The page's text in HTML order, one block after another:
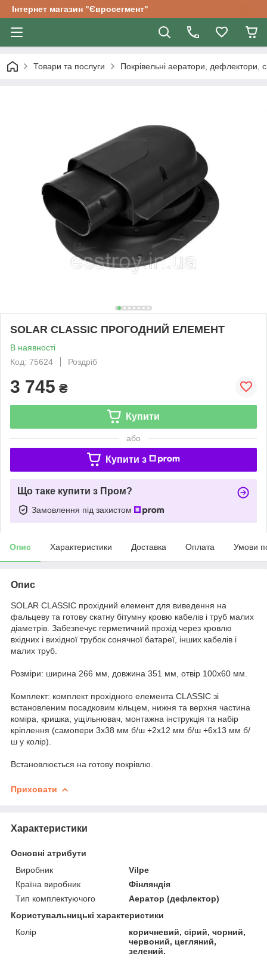
Інтернет магазин "Євросегмент"
Товари та послуги Покрівельні аератори, дефлектори,
SOLAR CLASSIC ПРОГОДНИЙ ЕЛЕМЕНТ
В наявності
Код: 75624
Роздріб
3 745 ₴
Купити
або
Купити з
Що таке купити з Пром?
Замовлення під захистом
Опис Характеристики Доставка Оплата Умови
Опис
SOLAR CLASSIC прохідний елемент для виведення на
фальцеву та готову скатну бітумну кровю кабелів і труб малих
діаметрів. Забезпечує герметичний прохід через кровлю
вхідних і вихідної трубок сонячної батареї, інших кабелів і
малих труб.
Розміри: ширина 266 мм, довжина 351 мм, отвір 100х60 мм.
Комплект: комплект прохідного елемента CLASSIC зі
встановленим посадковим кільцем, нижня та верхня частина
коміра, кришка, ущільнювач, монтажна інструкція та набір
кріплення (самопери 3х38 мм б/ш +2х12 мм б/ш +6х13 мм б/
ш у колір).
Встановлюється на готову покрівлю.
Приховати
Характеристики
Основні атрибути
Виробник
Vilpe
Країна виробник
Фінляндія
Тип комплектуючого
Аератор (дефлектор)
Користувальницькі характеристики
Колір
коричневий, сірий, чорний,
червоний, цегляний,
зелений.